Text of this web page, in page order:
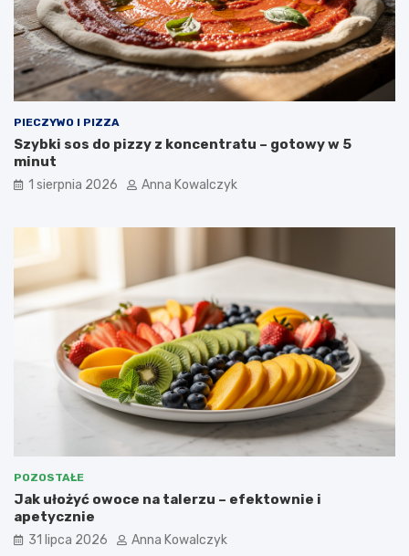
PIECZYWO I PIZZA
Szybki sos do pizzy z koncentratu – gotowy w 5
minut
1 sierpnia 2026 Anna Kowalczyk
POZOSTAŁE
Jak ułożyć owoce na talerzu – efektownie i
apetycznie
31 lipca 2026 Anna Kowalczyk